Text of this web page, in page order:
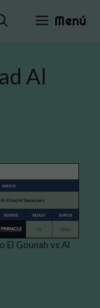
Menú
Al
El Gounah vs Al